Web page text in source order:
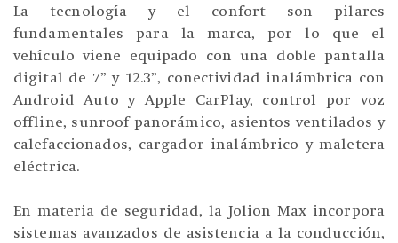
La tecnología y el confort son pilares
fundamentales para la marca, por lo que el
vehículo viene equipado con una doble pantalla
digital de 7” y 12.3”, conectividad inalámbrica con
Android Auto y Apple CarPlay, control por voz
offline, sunroof panorámico, asientos ventilados y
calefaccionados, cargador inalámbrico y maletera
eléctrica.
En materia de seguridad, la Jolion Max incorpora
sistemas avanzados de asistencia a la conducción,